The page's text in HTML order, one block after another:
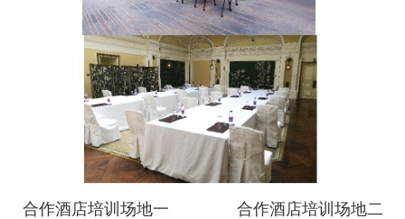
合作酒店培训场地一 合作酒店培训场地二